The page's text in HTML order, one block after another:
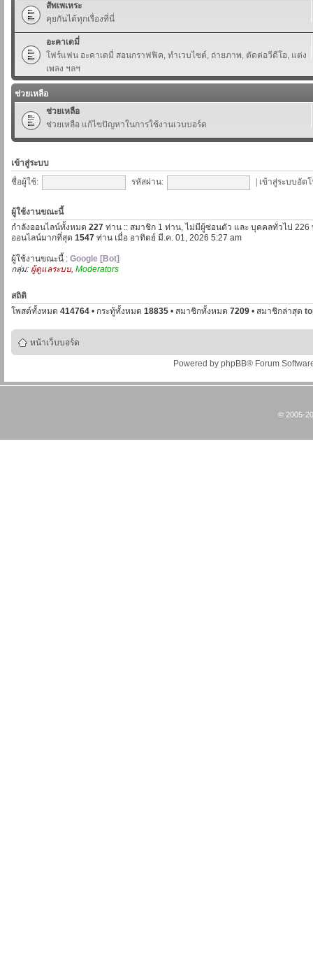
สัพเพเหระ
คุยกันได้ทุกเรื่องที่นี่
อะคาเดมี่
โฟร์แฟน อะคาเดมี่ สอนกราฟฟิค, ทำเวบไซต์, ถ่ายภาพ, ตัดต่อวีดีโอ, แต่ง
เพลง ฯลฯ
ช่วยเหลือ
ช่วยเหลือ
ช่วยเหลือ แก้ไขปัญหาในการใช้งานเวบบอร์ด
เข้าสู่ระบบ
ชื่อผู้ใช้:
รหัสผ่าน: เข้าสู่ระบบอัต
ผู้ใช้งานขณะนี้
กำลังออนไลน์ทั้งหมด 227 ท่าน :: สมาชิก 1 ท่าน, ไม่มีผู้ซ่อนตัว และ บุคคลทั่วไป
ออนไลน์มากที่สุด 1547 ท่าน เมื่อ อาทิตย์ มี.ค. 01, 2026 5:27 am
ผู้ใช้งานขณะนี้ : Google [Bot]
กลุ่ม: ผู้ดูแลระบบ, Moderators
สถิติ
โพสต์ทั้งหมด 414764 • กระทู้ทั้งหมด 18835 • สมาชิกทั้งหมด 7209 • สมาชิกล่าสุด
หน้าเว็บบอร์ด
Powered by phpBB® Forum
© 2005-